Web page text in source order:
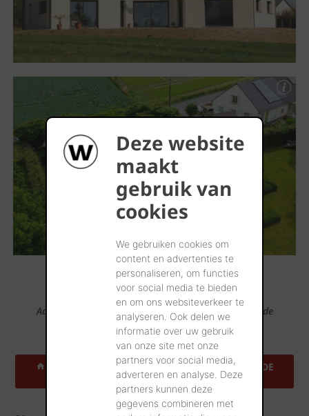
Deze website
maakt
gebruik van
cookies
We gebruiken cookies om
content en advertenties te
personaliseren, om functies
voor social media te bieden
en om ons websiteverkeer te
analyseren. Ook delen we
informatie over uw gebruik
van onze site met onze
partners voor social media,
adverteren en analyse. Deze
partners kunnen deze
gegevens combineren met
Admirez nos produits dans des centaines d’adresses de
références.
TROUVEZ UNE ADRESSE DE RÉFÉRENCE PRÈS DE
CHEZ VOUS